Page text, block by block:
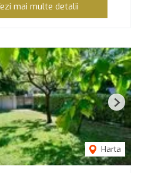
mai multe detalii
Harta
Next